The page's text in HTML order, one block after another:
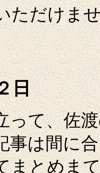
ただけま
日
て、佐渡
事は間に
まとめま